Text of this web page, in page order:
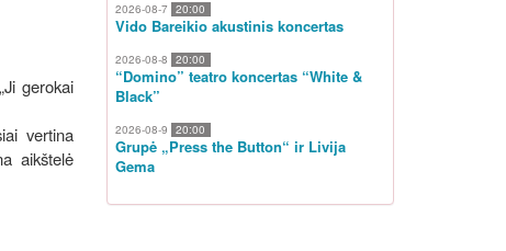
gerokai
vertina
aikštelė
2026-08-7 20:00
Vido Bareikio akustinis koncertas
2026-08-8 20:00
“Domino” teatro koncertas “White &
Black”
2026-08-9 20:00
Grupė „Press the Button“ ir Livija
Gema